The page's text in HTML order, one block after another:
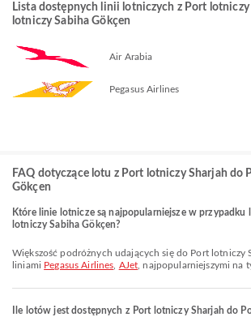
Lista dostępnych linii lotniczych z Port
lotniczy Sabiha Gökçen
Air Arabia
Pegasus Airlines
FAQ dotyczące lotu z Port lotniczy Sharjah do
Gökçen
Które linie lotnicze są najpopularniejsze w przypadku
lotniczy Sabiha Gökçen?
Większość podróżnych udających się do Port lotniczy Sabiha Gökçen leci
liniami Pegasus Airlines AJet , najpopularniejszymi na
Ile lotów jest dostępnych z Port lotniczy Sharjah do